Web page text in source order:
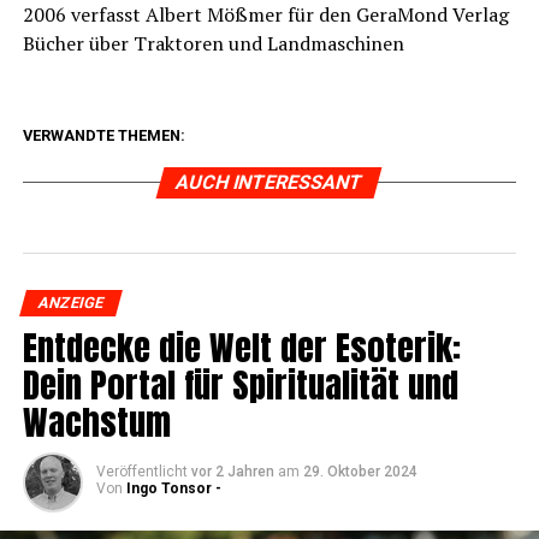
2006 ver­fasst Albert Möß­mer für den Gera­Mond Ver­lag
Bücher über Trak­to­ren und Landmaschinen
VERWANDTE THEMEN:
AUCH INTERESSANT
ANZEIGE
Ent­de­cke die Welt der Eso­te­rik:
Dein Por­tal für Spi­ri­tua­li­tät und
Wachstum
Veröffentlicht vor 2 Jahren am 29. Oktober 2024
Von
Ingo Tonsor -